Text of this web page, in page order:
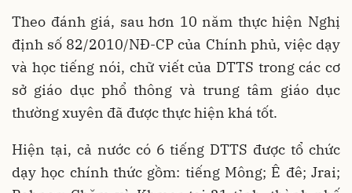
Theo đánh giá, sau hơn 10 năm thực hiện Nghị
định số 82/2010/NĐ-CP của Chính phủ, việc dạy
và học tiếng nói, chữ viết của DTTS trong các cơ
sở giáo dục phổ thông và trung tâm giáo dục
thường xuyên đã được thực hiện khá tốt.
Hiện tại, cả nước có 6 tiếng DTTS được tổ chức
dạy học chính thức gồm: tiếng Mông; Ê đê; Jrai;